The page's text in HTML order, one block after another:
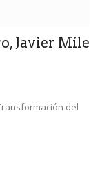
Javier Milei
del